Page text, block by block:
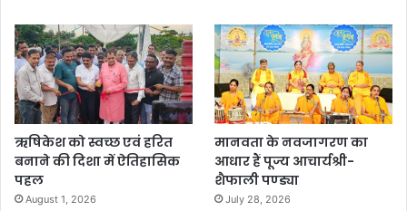
ऋषिकेश को स्वच्छ एवं हरित
बनाने की दिशा में ऐतिहासिक
पहल
August 1, 2026
मानवता के नवजागरण का
आधार हैं पूज्य आचार्यश्री-
शैफाली पण्ड्या
July 28, 2026